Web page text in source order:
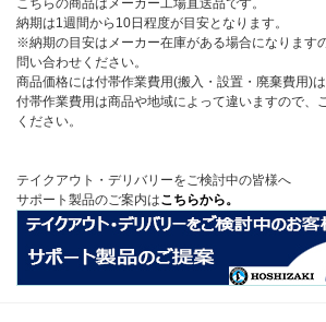
こちらの商品はメーカー工場直送品です。
納期は1週間から10日程度が目安となります。
※納期の目安はメーカー在庫がある場合になります
問い合わせください。
商品価格には付帯作業費用(搬入・設置・廃棄費用)は
付帯作業費用は商品や地域によって違いますので、
ください。
テイクアウト・デリバリーをご検討中の皆様へ
サポート製品のご案内はこちらから。